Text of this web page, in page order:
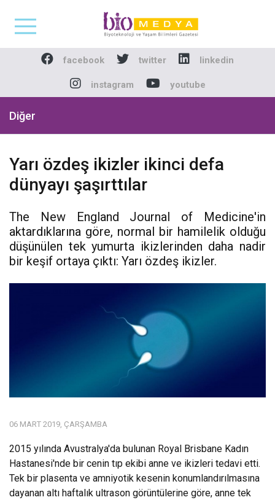
Biomedya -
facebook twitter linkedin
instagram youtube
Diğer
Yarı özdeş ikizler ikinci defa
dünyayı şaşırttılar
The New England Journal of Medicine'in
aktardıklarına göre, normal bir hamilelik olduğu
düşünülen tek yumurta ikizlerinden daha nadir
bir keşif ortaya çıktı: Yarı özdeş ikizler.
06 MART 2019, ÇARŞAMBA
2015 yılında Avustralya'da bulunan Royal Brisbane Kadın
Hastanesi'nde bir cenin tıp ekibi anne ve ikizleri tedavi etti.
Tek bir plasenta ve amniyotik kesenin konumlandırılmasına
dayanan altı haftalık ultrason görüntülerine göre, anne tek